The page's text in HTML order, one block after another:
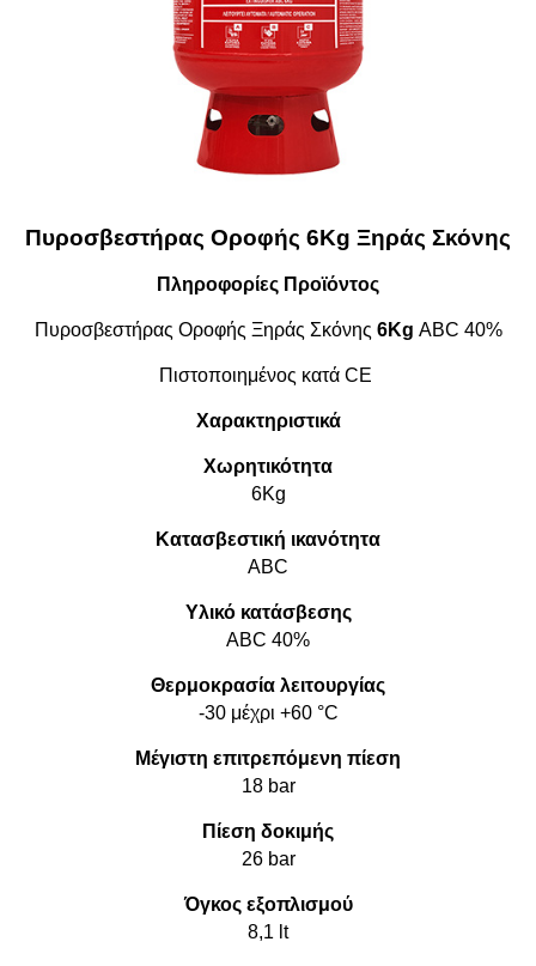
Πυροσβεστήρας Οροφής 6Kg Ξηράς Σκόνης
Πληροφορίες Προϊόντος
Πυροσβεστήρας Οροφής Ξηράς Σκόνης 6Kg ABC 40%
Πιστοποιημένος κατά CE
Χαρακτηριστικά
Χωρητικότητα
6Kg
Κατασβεστική ικανότητα
ABC
Υλικό κατάσβεσης
ABC 40%
Θερμοκρασία λειτουργίας
-30 μέχρι +60 °C
Μέγιστη επιτρεπόμενη πίεση
18 bar
Πίεση δοκιμής
26 bar
Όγκος εξοπλισμού
8,1 lt